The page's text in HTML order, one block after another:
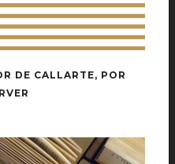
DE CALLARTE, POR